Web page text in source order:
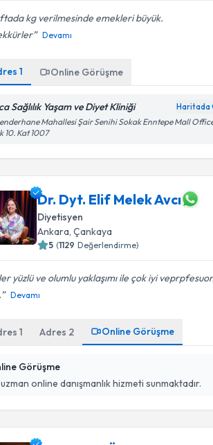
kg verilmesinde emekleri büyük.
Devamı
1 Online Görüşme
Sağlılık Yaşam ve Diyet Kliniği Haritada
Mahallesi Şair Senihi Sokak Enntepe Mall
10. Kat 1007
Dr. Dyt. Elif Melek Avcı
Diyetisyen
Ankara,Çankaya
5 (1129 Değerlendirme)
yüzlü ve olumlu yaklaşımı ile çok iyi
Devamı
1 Adres 2 Online Görüşme
Görüşme
online danışmanlık hizmeti sunmaktadır.